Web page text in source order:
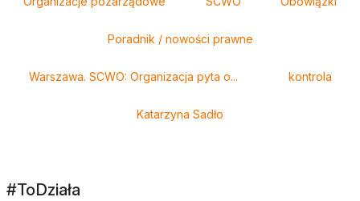
Poradnik / nowości prawne
Warszawa. SCWO: Organizacja pyta o... kontrola
Katarzyna Sadło
#ToDziała